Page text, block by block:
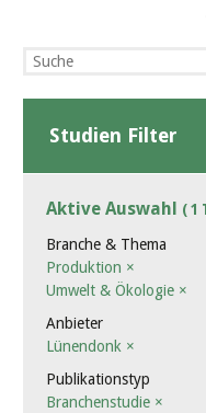
Studien Filter
Aktive Auswahl ( 1
Branche & Thema
Produktion ×
Umwelt & Ökologie ×
Anbieter
Lünendonk ×
Publikationstyp
Branchenstudie ×